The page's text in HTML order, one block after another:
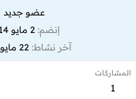
عضو جديد
إنضم 2 مايو 2014
آخر نشاط 22 مايو 2014
المشاركات
1